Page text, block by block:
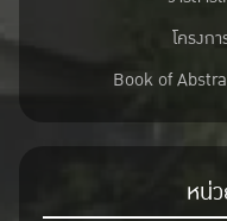
โครงก
Book of
หน่